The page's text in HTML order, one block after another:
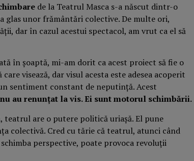
de la Teatrul Masca s-a născut dintr-o
glas unor frământări colective. De multe ori,
dar în cazul acestui spectacol, am vrut ca el să
în șoaptă, mi-am dorit ca acest proiect să fie o
visează, dar visul acesta este adesea acoperit
sentiment constant de neputință. Acest
au renunțat la vis. Ei sunt motorul schimbării.
are o putere politică uriașă. El pune
colectivă. Cred cu tărie că teatrul, atunci când
perspective, poate provoca revoluții